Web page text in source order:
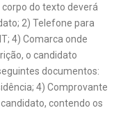
corpo do texto deverá
2) Telefone para
4) Comarca onde
o candidato
documentos:
4) Comprovante
contendo os